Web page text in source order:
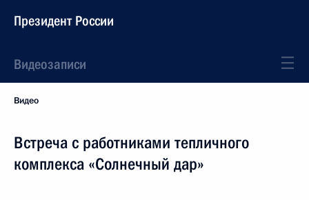
Президент России
Видеозаписи
Видео
Встреча с работниками тепличного
комплекса «Солнечный дар»